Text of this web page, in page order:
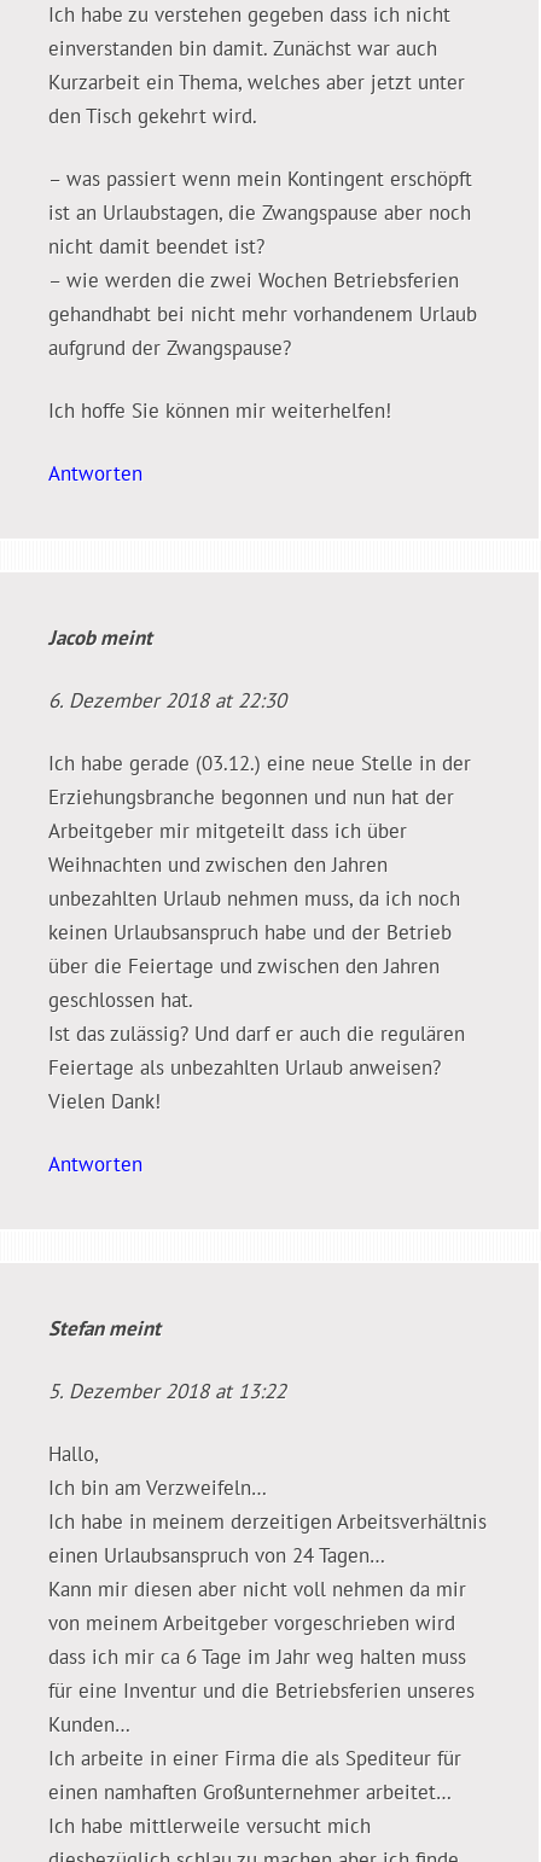
Ich habe zu verstehen gegeben dass ich nicht
einverstanden bin damit. Zunächst war auch
Kurzarbeit ein Thema, welches aber jetzt unter
den Tisch gekehrt wird.
– was passiert wenn mein Kontingent erschöpft
ist an Urlaubstagen, die Zwangspause aber noch
nicht damit beendet ist?
– wie werden die zwei Wochen Betriebsferien
gehandhabt bei nicht mehr vorhandenem Urlaub
aufgrund der Zwangspause?
Ich hoffe Sie können mir weiterhelfen!
Antworten
Jacobmeint
6. Dezember 2018 at 22:30
Ich habe gerade (03.12.) eine neue Stelle in der
Erziehungsbranche begonnen und nun hat der
Arbeitgeber mir mitgeteilt dass ich über
Weihnachten und zwischen den Jahren
unbezahlten Urlaub nehmen muss, da ich noch
keinen Urlaubsanspruch habe und der Betrieb
über die Feiertage und zwischen den Jahren
geschlossen hat.
Ist das zulässig? Und darf er auch die regulären
Feiertage als unbezahlten Urlaub anweisen?
Vielen Dank!
Antworten
Stefanmeint
5. Dezember 2018 at 13:22
Hallo,
Ich bin am Verzweifeln…
Ich habe in meinem derzeitigen Arbeitsverhältnis
einen Urlaubsanspruch von 24 Tagen…
Kann mir diesen aber nicht voll nehmen da mir
von meinem Arbeitgeber vorgeschrieben wird
dass ich mir ca 6 Tage im Jahr weg halten muss
für eine Inventur und die Betriebsferien unseres
Kunden…
Ich arbeite in einer Firma die als Spediteur für
einen namhaften Großunternehmer arbeitet…
Ich habe mittlerweile versucht mich